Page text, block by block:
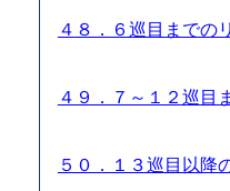
４８．６巡目までの
４９．７～１２巡目
５０．１３巡目以降